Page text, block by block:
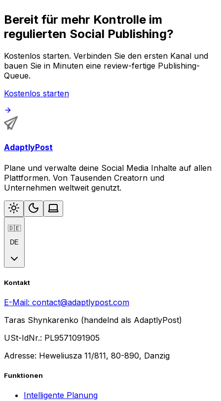
Bereit für mehr Kontrolle im
regulierten Social Publishing?
Kostenlos starten. Verbinden Sie den ersten Kanal und
bauen Sie in Minuten eine review-fertige Publishing-
Queue.
Kostenlos starten
AdaptlyPost
Plane und verwalte deine Social Media Inhalte auf allen
Plattformen. Von Tausenden Creatorn und
Unternehmen weltweit genutzt.
🇩🇪
DE
Kontakt
E-Mail: contact@adaptlypost.com
Taras Shynkarenko (handelnd als AdaptlyPost)
USt-IdNr.: PL9571091905
Adresse: Heweliusza 11/811, 80-890, Danzig
Funktionen
Intelligente Planung